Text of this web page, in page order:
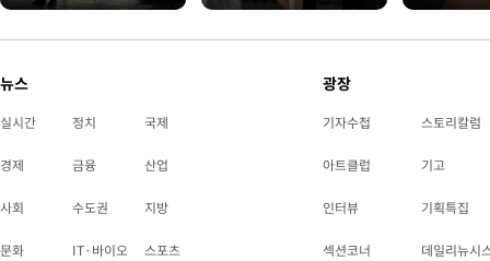
뉴스
실시간 정치 국제
경제 금융 산업
사회 수도권 지방
문화 IT·바이오 스포츠
광장
기자수첩 스토리칼럼
아트클럽 기고
인터뷰 기획특집
섹션코너 데일리뉴시